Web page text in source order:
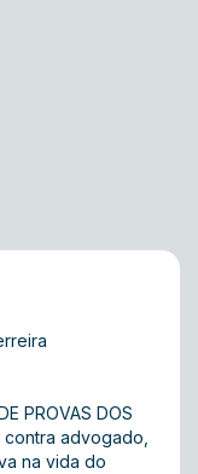
PROVAS DOS
contra advogado,
na vida do